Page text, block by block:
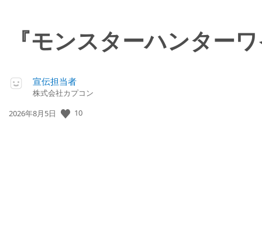
『モンスターハンター
宣伝担当者
株式会社カプコン
公
2026年8月5日 10